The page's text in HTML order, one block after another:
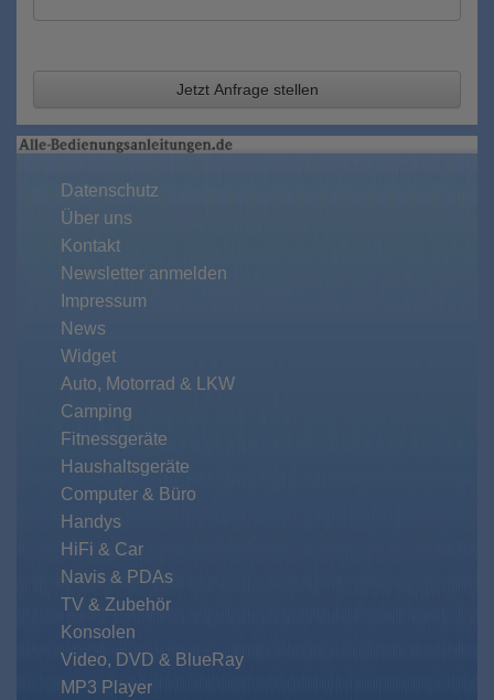
Jetzt Anfrage stellen
Datenschutz
Über uns
Kontakt
Newsletter anmelden
Impressum
News
Widget
Auto, Motorrad & LKW
Camping
Fitnessgeräte
Haushaltsgeräte
Computer & Büro
Handys
HiFi & Car
Navis & PDAs
TV & Zubehör
Konsolen
Video, DVD & BlueRay
MP3 Player